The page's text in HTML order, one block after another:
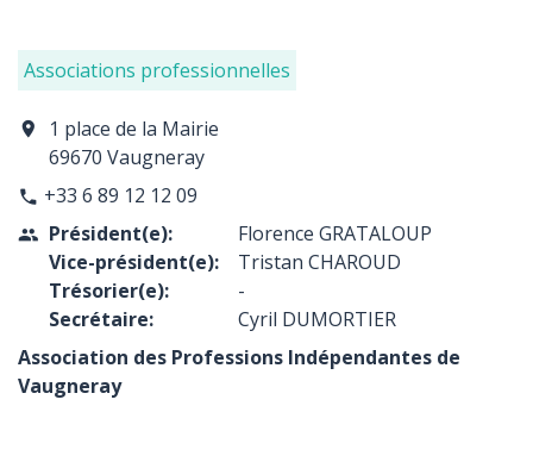
Associations professionnelles
location_on
1 place de la Mairie
69670 Vaugneray
phone +33 6 89 12 12 09
people Président(e):
Vice-président(e):
Trésorier(e):
Secrétaire:
Florence GRATALOUP
Tristan CHAROUD
-
Cyril DUMORTIER
Association des Professions Indépendantes de
Vaugneray